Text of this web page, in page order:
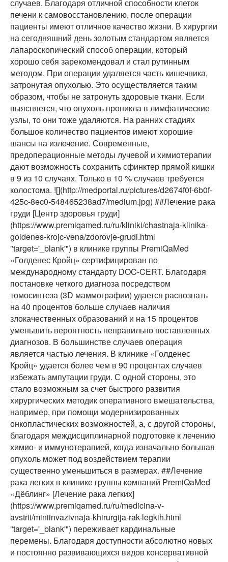
случаев. Благодаря отличной способности клеток
печени к самовосстановлению, после операции
пациенты имеют отличное качество жизни. В хирургии
на сегодняшний день золотым стандартом является
лапароскопический способ операции, который
хорошо себя зарекомендовал и стал рутинным
методом. При операции удаляется часть кишечника,
затронутая опухолью. Это осуществляется таким
образом, чтобы не затронуть здоровые ткани. Если
выясняется, что опухоль проникла в лимфатические
узлы, то они тоже удаляются. На ранних стадиях
большое количество пациентов имеют хорошие
шансы на излечение. Современные,
предоперационные методы лучевой и химиотерапии
дают возможность сохранить сфинктер прямой кишки
в 9 из 10 случаях. Только в 10 % случаев требуется
колостома. ![](http://medportal.ru/pictures/d2674f0f-6b0f-
425c-8ec0-548465238ad7/medium.jpg) ##Лечение рака
груди [Центр здоровья груди]
(https://www.premiqamed.ru/ru/kliniki/chastnaja-klinika-
goldenes-krojc-vena/zdorovje-grudi.html
"target='_blank'") в клинике группы PremiQaMed
«Голденес Кройц» сертифицирован по
международному стандарту DOC-CERT. Благодаря
постановке четкого диагноза посредством
томосинтеза (3D маммографии) удается распознать
на 40 процентов больше случаев наличия
злокачественных образований и на 15 процентов
уменьшить вероятность неправильно поставленных
диагнозов. В большинстве случаев операция
является частью лечения. В клинике «Голденес
Кройц» удается более чем в 90 процентах случаев
избежать ампутации груди. С одной стороны, это
стало возможным за счет быстрого развития
хирургических методик оперативного вмешательства,
например, при помощи модернизированных
онкопластических возможностей, а, с другой стороны,
благодаря междисциплинарной подготовке к лечению
химио- и иммунотерапией, когда изначально большая
опухоль может под воздействием терапии
существенно уменьшиться в размерах. ##Лечение
рака легких в клинике группы компаний PremiQaMed
«Дёблинг» [Лечение рака легких]
(https://www.premiqamed.ru/ru/medicina-v-
avstrii/miniinvazivnaja-khirurgija-rak-legkih.html
"target='_blank'") переживает кардинальные
перемены. Благодаря доступности абсолютно новых
и постоянно развивающихся видов консервативной